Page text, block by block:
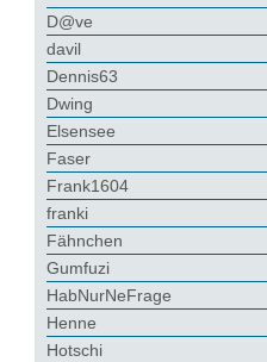
D@ve
davil
Dennis63
Dwing
Elsensee
Faser
Frank1604
franki
Fähnchen
Gumfuzi
HabNurNeFrage
Henne
Hotschi